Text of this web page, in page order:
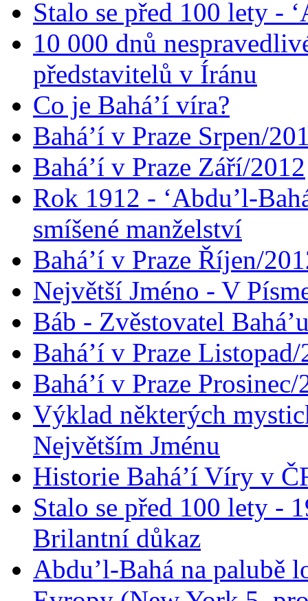
Stalo se před 100 lety -
10 000 dnů
představitelů v Íránu
Co je Bahá’í víra?
Bahá’í v Praze Srpen/
Bahá’í v Praze Září/2012
Rok 1912 - ‘Abdu’l-
smíšené manželství
Bahá’í v Praze Říjen/
Největší Jméno - V
Báb - Zvěstovatel
Bahá’í v Praze
Bahá’í v Praze Prosinec/
Výklad některých
Největším Jménu
Historie Bahá’í Víry v
Stalo se před 100 lety -
Brilantní důkaz
Abdu’l-Bahá na palubě